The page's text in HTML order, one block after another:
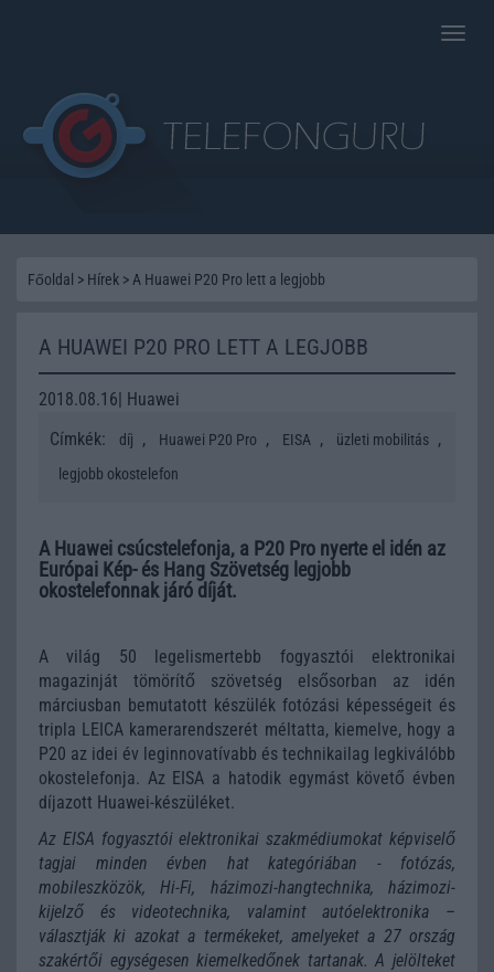
Toggle
Főoldal > Hírek > A Huawei P20 Pro lett a legjobb
A HUAWEI P20 PRO LETT A LEGJOBB
2018.08.16| Huawei
Címkék:
díj , Huawei P20 Pro , EISA , üzleti mobilitás ,
legjobb okostelefon
A Huawei csúcstelefonja, a P20 Pro nyerte el idén az
Európai Kép- és Hang Szövetség legjobb
okostelefonnak járó díját.
A világ 50 legelismertebb fogyasztói elektronikai
magazinját tömörítő szövetség elsősorban az idén
márciusban bemutatott készülék fotózási képességeit és
tripla LEICA kamerarendszerét méltatta, kiemelve, hogy a
P20 az idei év leginnovatívabb és technikailag legkiválóbb
okostelefonja. Az EISA a hatodik egymást követő évben
díjazott Huawei-készüléket.
Az EISA fogyasztói elektronikai szakmédiumokat képviselő
tagjai minden évben hat kategóriában - fotózás,
mobileszközök, Hi-Fi, házimozi-hangtechnika, házimozi-
kijelző és videotechnika, valamint autóelektronika –
választják ki azokat a termékeket, amelyeket a 27 ország
szakértői egységesen kiemelkedőnek tartanak. A jelölteket